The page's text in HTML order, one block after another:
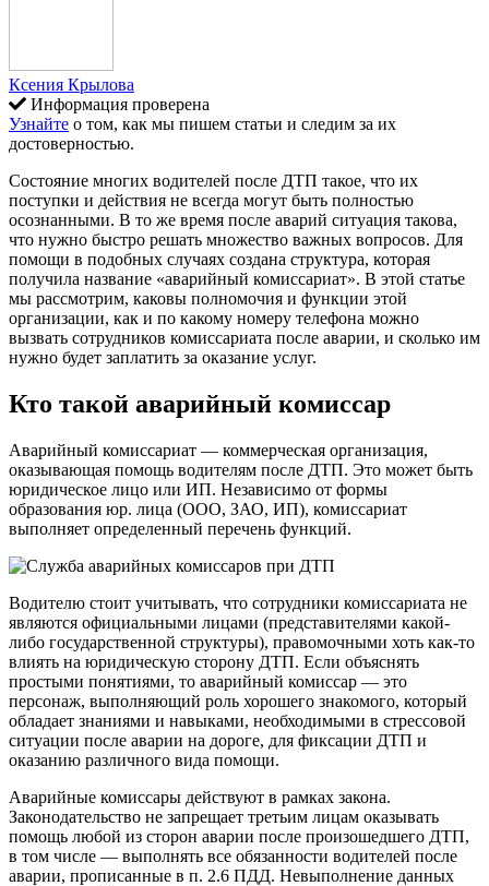
Ксения Крылова
Информация проверена
Узнайте о том, как мы пишем статьи и следим за их
достоверностью.
Состояние многих водителей после ДТП такое, что их
поступки и действия не всегда могут быть полностью
осознанными. В то же время после аварий ситуация такова,
что нужно быстро решать множество важных вопросов. Для
помощи в подобных случаях создана структура, которая
получила название «аварийный комиссариат». В этой статье
мы рассмотрим, каковы полномочия и функции этой
организации, как и по какому номеру телефона можно
вызвать сотрудников комиссариата после аварии, и сколько им
нужно будет заплатить за оказание услуг.
Кто такой аварийный комиссар
Аварийный комиссариат — коммерческая организация,
оказывающая помощь водителям после ДТП. Это может быть
юридическое лицо или ИП. Независимо от формы
образования юр. лица (ООО, ЗАО, ИП), комиссариат
выполняет определенный перечень функций.
Водителю стоит учитывать, что сотрудники комиссариата не
являются официальными лицами (представителями какой-
либо государственной структуры), правомочными хоть как-то
влиять на юридическую сторону ДТП. Если объяснять
простыми понятиями, то аварийный комиссар — это
персонаж, выполняющий роль хорошего знакомого, который
обладает знаниями и навыками, необходимыми в стрессовой
ситуации после аварии на дороге, для фиксации ДТП и
оказанию различного вида помощи.
Аварийные комиссары действуют в рамках закона.
Законодательство не запрещает третьим лицам оказывать
помощь любой из сторон аварии после произошедшего ДТП,
в том числе — выполнять все обязанности водителей после
аварии, прописанные в п. 2.6 ПДД. Невыполнение данных